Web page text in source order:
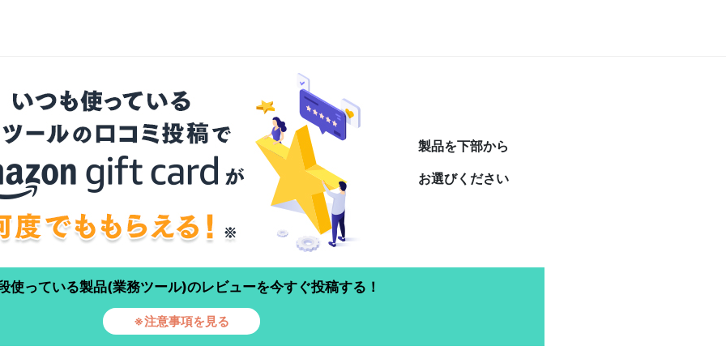
製品を下部から
お選びください
使っている製品(業務ツール)のレビューを今すぐ投稿する！
※注意事項を見る